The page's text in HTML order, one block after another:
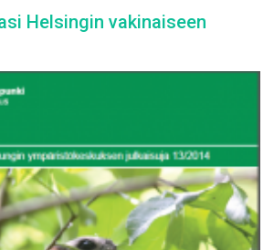
Helsingin vakinaiseen